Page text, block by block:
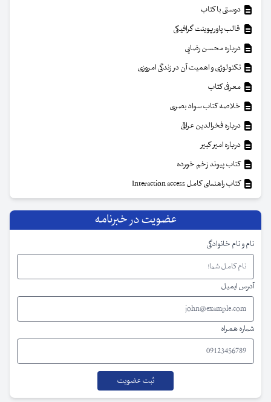
دوستی با کتاب
قالب پاورپوینت گرافیکی
درباره محسن رضایی
تکنولوژی و اهمیت آن در زندگی امروزی
معرفی کتاب
خلاصه کتاب سواد بصری
درباره فخرالدین عراقی
درباره امیر کبیر
کتاب پیوند زخم خورده
کتاب راهنمای کامل Interaction access
عضویت در خبرنامه
نام و نام خانوادگی
آدرس ایمیل
شماره همراه